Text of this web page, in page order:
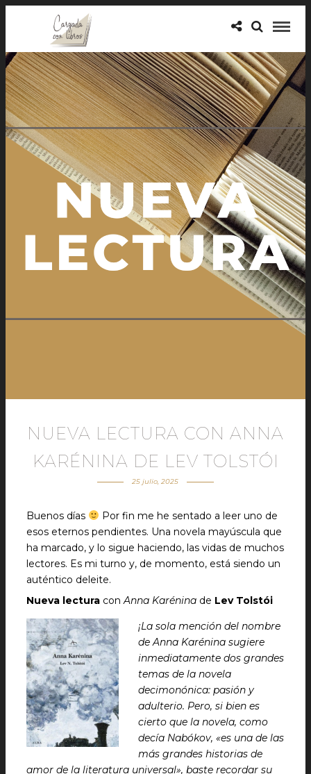
NUEVA LECTURA CON ANNA
KARÉNINA DE LEV TOLSTÓI
25 julio, 2025
Buenos días
Por fin me he sentado a leer uno de
esos eternos pendientes. Una novela mayúscula que
ha marcado, y lo sigue haciendo, las vidas de muchos
lectores. Es mi turno y, de momento, está siendo un
auténtico deleite.
Nueva lectura conAnna Karénina de Lev Tolstói
¡La sola mención del nombre
de Anna Karénina sugiere
inmediatamente dos grandes
temas de la novela
decimonónica: pasión y
adulterio. Pero, si bien es
cierto que la novela, como
decía Nabókov, «es una de las
más grandes historias de
amor de la literatura universal», baste recordar su